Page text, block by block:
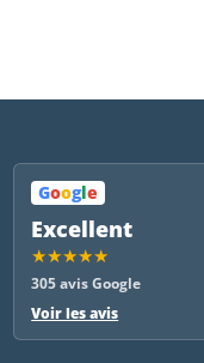
Google
Excellent
★★★★★
305 avis Google
Voir les avis